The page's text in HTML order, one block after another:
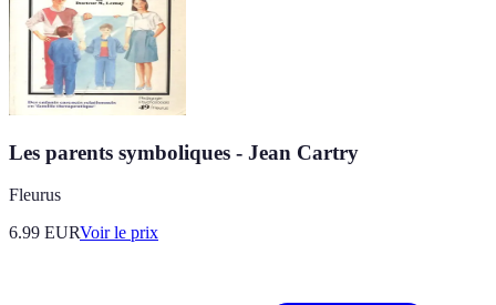
Les parents symboliques - Jean Cartry
Fleurus
6.99 EURVoir le prix